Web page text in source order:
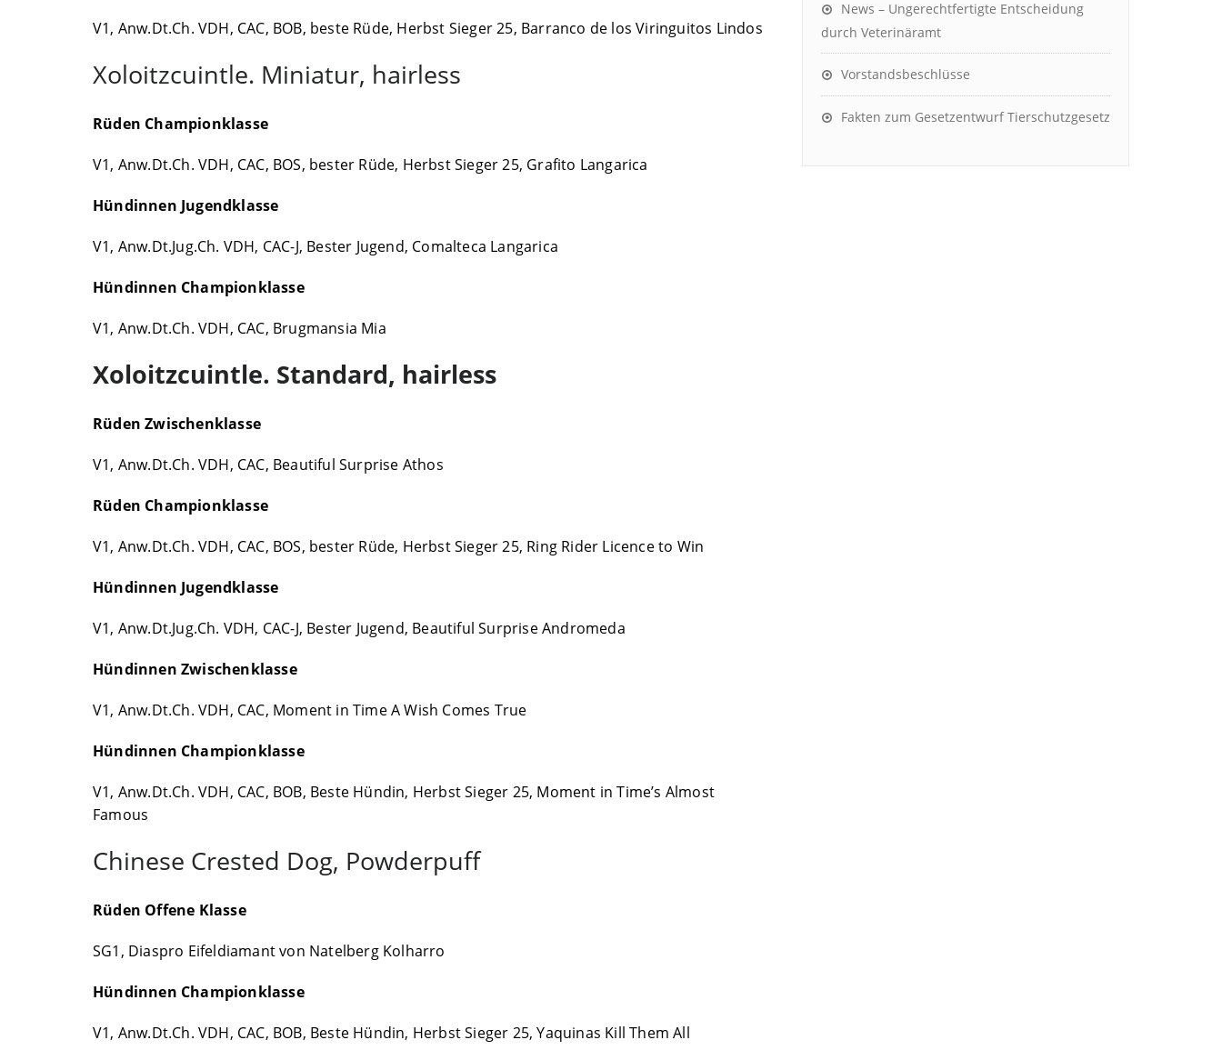
V1, Anw.Dt.Ch. VDH, CAC, BOB, beste Rüde, Herbst Sieger 25, Barranco de los Viringuitos Lindos
Xoloitzcuintle. Miniatur, hairless
Rüden Championklasse
V1, Anw.Dt.Ch. VDH, CAC, BOS, bester Rüde, Herbst Sieger 25, Grafito Langarica
Hündinnen Jugendklasse
V1, Anw.Dt.Jug.Ch. VDH, CAC-J, Bester Jugend, Comalteca Langarica
Hündinnen Championklasse
V1, Anw.Dt.Ch. VDH, CAC, Brugmansia Mia
Xoloitzcuintle. Standard, hairless
Rüden Zwischenklasse
V1, Anw.Dt.Ch. VDH, CAC, Beautiful Surprise Athos
Rüden Championklasse
V1, Anw.Dt.Ch. VDH, CAC, BOS, bester Rüde, Herbst Sieger 25, Ring Rider Licence to Win
Hündinnen Jugendklasse
V1, Anw.Dt.Jug.Ch. VDH, CAC-J, Bester Jugend, Beautiful Surprise Andromeda
Hündinnen Zwischenklasse
V1, Anw.Dt.Ch. VDH, CAC, Moment in Time A Wish Comes True
Hündinnen Championklasse
V1, Anw.Dt.Ch. VDH, CAC, BOB, Beste Hündin, Herbst Sieger 25, Moment in Time’s Almost
Famous
Chinese Crested Dog, Powderpuff
Rüden Offene Klasse
SG1, Diaspro Eifeldiamant von Natelberg Kolharro
Hündinnen Championklasse
V1, Anw.Dt.Ch. VDH, CAC, BOB, Beste Hündin, Herbst Sieger 25, Yaquinas Kill Them All
News – Ungerechtfertigte Entscheidung
durch Veterinäramt
Vorstandsbeschlüsse
Fakten zum Gesetzentwurf Tierschutzgesetz